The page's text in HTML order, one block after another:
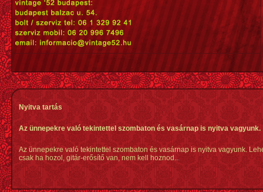
Nyitva tartás
Az ünnepekre való tekintettel szombaton és vasárnap is nyitva vagyunk.
Az ünnepekre való tekintettel szombaton és vasárnap is nyitva vagyunk.
csak ha hozol, gitár-erősítő van, nem kell hoznod...